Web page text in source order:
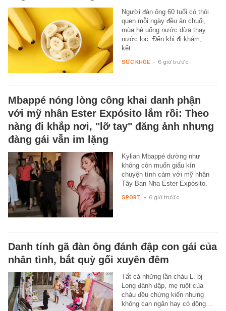
Người đàn ông 60 tuổi có thói
quen mỗi ngày đều ăn chuối,
mùa hè uống nước dừa thay
nước lọc. Đến khi đi khám,
kết…
SỨC KHỎE - 6 giờ trước
Mbappé nóng lòng công khai danh phận
với mỹ nhân Ester Expósito lắm rồi: Theo
nàng đi khắp nơi, "lỡ tay" đăng ảnh nhưng
đàng gái vẫn im lặng
Kylian Mbappé dường như
không còn muốn giấu kín
chuyện tình cảm với mỹ nhân
Tây Ban Nha Ester Expósito.
SPORT - 6 giờ trước
Danh tính gã đàn ông đánh đập con gái của
nhân tình, bắt quỳ gối xuyên đêm
Tất cả những lần cháu L. bị
Long đánh đập, mẹ ruột của
cháu đều chứng kiến nhưng
không can ngăn hay có động…